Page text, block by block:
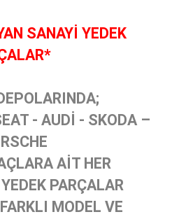
SANAYİ YEDEK
- AUDİ - SKODA –
AİT HER
PARÇALAR
MODEL VE